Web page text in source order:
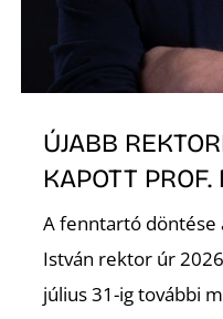
ÚJABB
KAPOTT
A fenntartó döntése
István rektor úr
július 31-ig további